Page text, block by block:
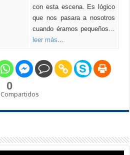
con esta escena. Es lógico
que nos pasara a nosotros
cuando éramos pequeños…
leer más…
0
Compartidos